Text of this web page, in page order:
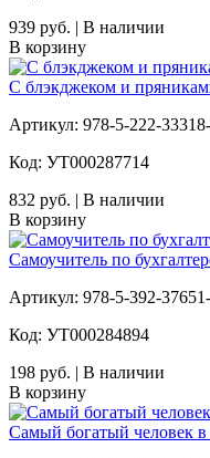
939 руб. | В наличии
В корзину
С блэкджеком и
Артикул: 978-5-222-
Код: УТ000287714
832 руб. | В наличии
В корзину
Самоучитель по
Артикул: 978-5-392-
Код: УТ000284894
198 руб. | В наличии
В корзину
Самый богатый человек в